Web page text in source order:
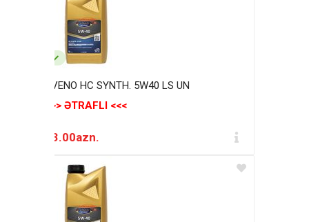
AVENO HC SYNTH. 5W40 LS UN
>>> ƏTRAFLI <<<
23.00azn.